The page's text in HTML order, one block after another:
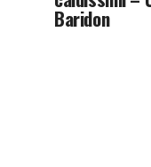
Baridon